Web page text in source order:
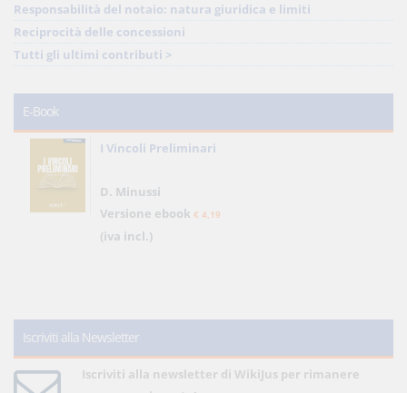
Responsabilità del notaio: natura giuridica e limiti
Reciprocità delle concessioni
Tutti gli ultimi contributi >
E-Book
I Vincoli Preliminari
D. Minussi
Versione ebook € 4,19
(iva incl.)
Iscriviti alla Newsletter
Iscriviti alla newsletter di WikiJus per rimanere